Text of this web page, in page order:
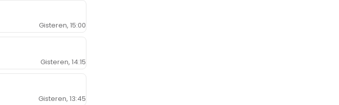
Gisteren, 15:00
Gisteren, 14:15
Gisteren, 13:45